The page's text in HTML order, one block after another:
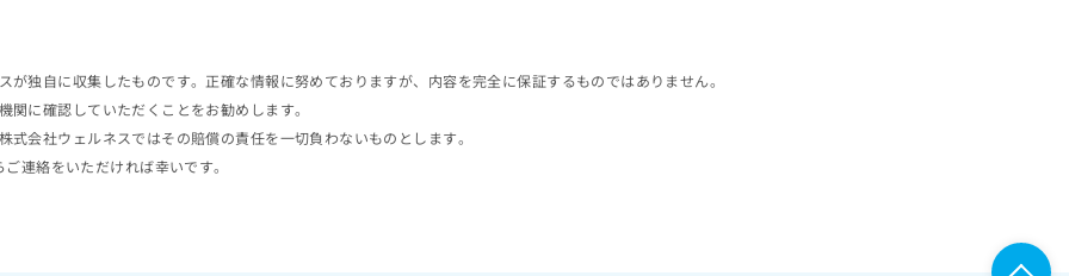
独自に収集したものです。正確な情報に努めておりますが、内容を完全に保証するものではありません。
に確認していただくことをお勧めします。
会社ウェルネスではその賠償の責任を一切負わないものとします。
ご連絡をいただければ幸いです。